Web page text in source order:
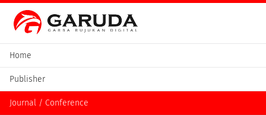
Home
Publisher
Journal / Conference